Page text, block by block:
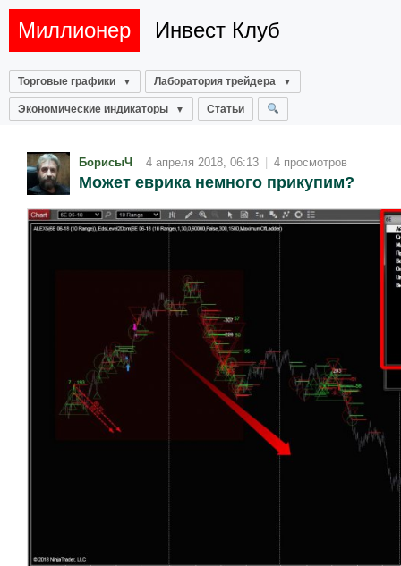
Миллионер Инвест Клуб
Торговые графики Лаборатория трейдера
Экономические индикаторы Статьи
БорисыЧ 4 апреля 2018, 06:13 | 4 просмотров
Может еврика немного прикупим?